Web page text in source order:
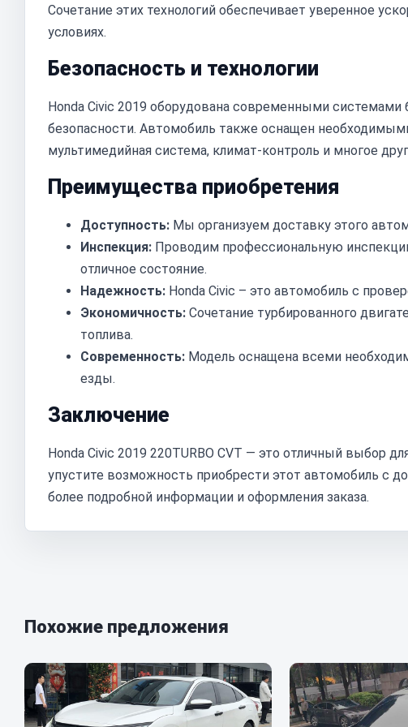
Сочетание этих технологий обеспечивает уверенное
условиях.
Безопасность и технологии
Honda Civic 2019 оборудована современными системами
безопасности. Автомобиль также оснащен
мультимедийная система, климат-контроль и многое
Преимущества приобретения
Доступность: Мы организуем доставку этого
Инспекция: Проводим профессиональную
отличное состояние.
Надежность: Honda Civic – это автомобиль с
Экономичность: Сочетание турбированного
топлива.
Современность: Модель оснащена всеми
езды.
Заключение
Honda Civic 2019 220TURBO CVT — это отличный выбор
упустите возможность приобрести этот автомобиль с
более подробной информации и оформления заказа.
Похожие предложения